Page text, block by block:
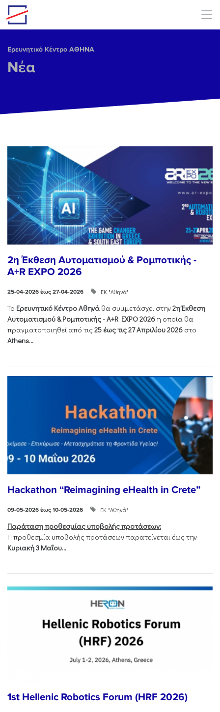
Skip to main content
Ερευνητικό Κέντρο ΑΘΗΝΑ
Νέα
2η Έκθεση Αυτοματισμού & Ρομποτικής -
A+R EXPO 2026
25-04-2026 έως 27-04-2026 ΕΚ "Αθηνά"
Το Ερευνητικό Κέντρο Αθηνά θα συμμετάσχει στην2η Έκθεση
Αυτοματισμού & Ρομποτικής - Α+R EXPO 2026 η οποία θα
πραγματοποιηθεί από τις25 έως τις 27 Απριλίου 2026 στο
Athens...
Hackathon “Reimagining eHealth in Crete”
09-05-2026 έως 10-05-2026 ΕΚ "Αθηνά"
Παράταση προθεσμίας υποβολής προτάσεων:
Η προθεσμία υποβολής προτάσεων παρατείνεται έως την
Κυριακή 3 Μαΐου...
1st Hellenic Robotics Forum (HRF 2026)